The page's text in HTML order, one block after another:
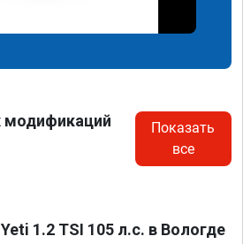
модификаций
Показать
все
1.2 TSI 105 л.с. в Вологде